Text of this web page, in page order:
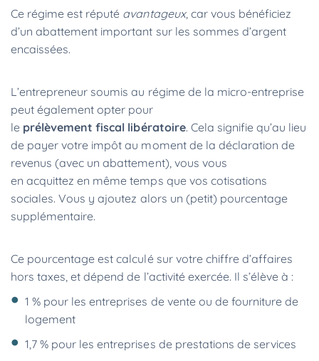
Ce régime est réputé avantageux, car vous bénéficiez
d’un abattement important sur les sommes d’argent
encaissées.
L’entrepreneur soumis au régime de la micro-entreprise
peut également opter pour
le prélèvement fiscal libératoire. Cela signifie qu’au lieu
de payer votre impôt au moment de la déclaration de
revenus (avec un abattement), vous vous
en acquittez en même temps que vos cotisations
sociales. Vous y ajoutez alors un (petit) pourcentage
supplémentaire.
Ce pourcentage est calculé sur votre chiffre d’affaires
hors taxes, et dépend de l’activité exercée. Il s’élève à :
1 % pour les entreprises de vente ou de fourniture de
logement
1,7 % pour les entreprises de prestations de services